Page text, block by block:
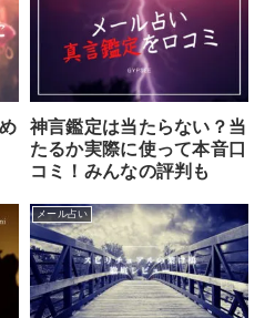
神言鑑定は当たらない？当
たるか実際に使って本音口
コミ！みんなの評判も
メール占い